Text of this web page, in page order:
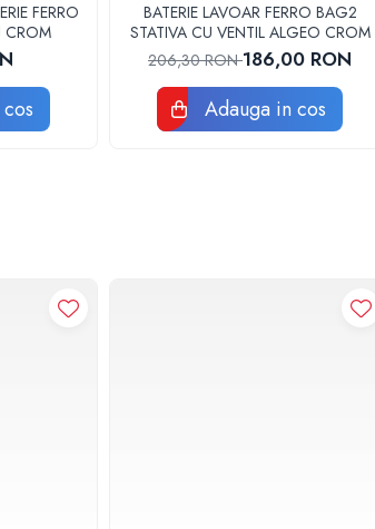
FERRO
CROM
BATERIE LAVOAR FERRO BAG2
STATIVA CU VENTIL ALGEO CROM
206,30 RON186,00 RON
Adauga in cos